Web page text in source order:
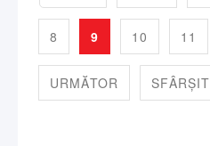
8 9 10 11
URMĂTOR SFÂRȘIT